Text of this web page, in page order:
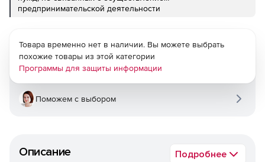
предпринимательской деятельности
Описание Подробнее
Товара временно нет в наличии. Вы можете выбрать
похожие товары из этой категории
Программы для защиты информации
Поможем с выбором